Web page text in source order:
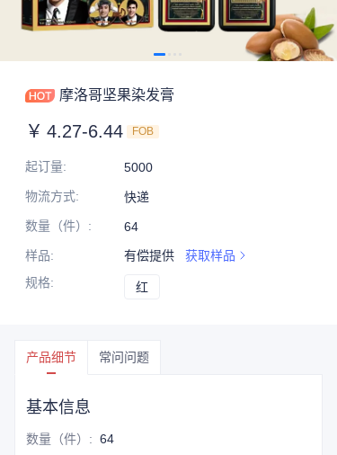
摩洛哥坚果染发膏
￥ 4.27-6.44 FOB
起订量:
5000
物流方式:
快递
数量（件） :
64
样品: 有偿提供
获取样品
规格: 红
产品细节 常问问题
基本信息
数量（件） : 64